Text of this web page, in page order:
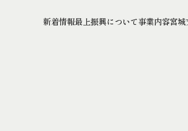
新着情報最上振興について事業内容宮城